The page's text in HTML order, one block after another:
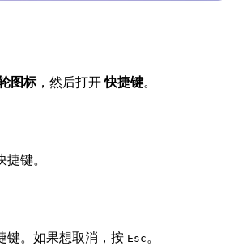
图标，然后打开快捷键。
键。
键。如果想取消，按 Esc 。